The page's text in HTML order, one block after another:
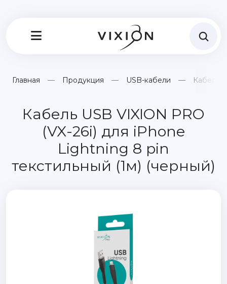
Главная Продукция USB-кабели Кабель
Кабель USB VIXION PRO
(VX-26i) для iPhone
Lightning 8 pin
текстильный (1м) (черный)